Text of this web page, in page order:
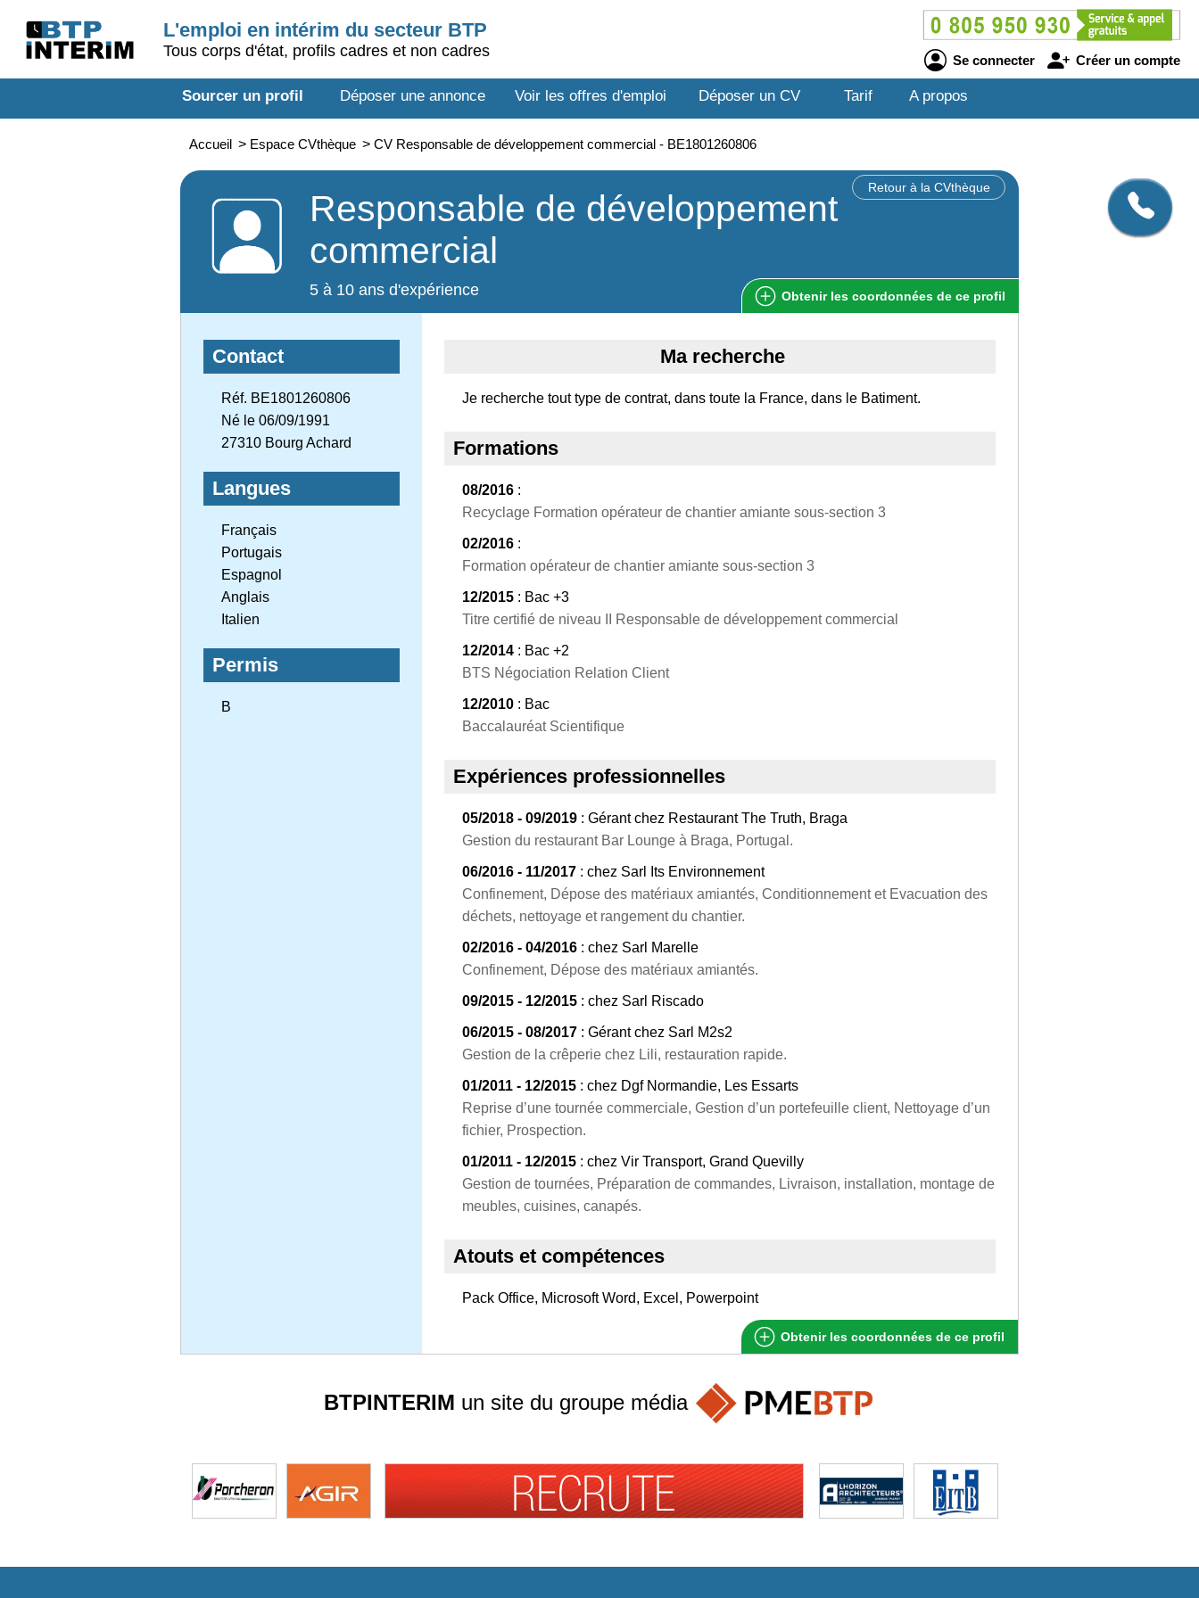
L'emploi en intérim du secteur BTP
Tous corps d'état, profils cadres et non cadres
Se connecter Créer un compte
Sourcer un profil Déposer une annonce Voir les offres d'emploi Déposer un CV Tarif A propos
Accueil > Espace CVthèque > CV Responsable de développement commercial - BE1801260806
Retour à la CVthèque
Responsable de développement
commercial
5 à 10 ans d'expérience Obtenir les coordonnées de ce profil
Contact
Réf. BE1801260806
Né le 06/09/1991
27310 Bourg Achard
Langues
Français
Portugais
Espagnol
Anglais
Italien
Permis
B
Ma recherche
Je recherche tout type de contrat, dans toute la France, dans le Batiment.
Formations
08/2016 :
Recyclage Formation opérateur de chantier amiante sous-section 3
02/2016 :
Formation opérateur de chantier amiante sous-section 3
12/2015 : Bac +3
Titre certifié de niveau II Responsable de développement commercial
12/2014 : Bac +2
BTS Négociation Relation Client
12/2010 : Bac
Baccalauréat Scientifique
Expériences professionnelles
05/2018 - 09/2019 : Gérant chez Restaurant The Truth, Braga
Gestion du restaurant Bar Lounge à Braga, Portugal.
06/2016 - 11/2017 : chez Sarl Its Environnement
Confinement, Dépose des matériaux amiantés, Conditionnement et Evacuation des
déchets, nettoyage et rangement du chantier.
02/2016 - 04/2016 : chez Sarl Marelle
Confinement, Dépose des matériaux amiantés.
09/2015 - 12/2015 : chez Sarl Riscado
06/2015 - 08/2017 : Gérant chez Sarl M2s2
Gestion de la crêperie chez Lili, restauration rapide.
01/2011 - 12/2015 : chez Dgf Normandie, Les Essarts
Reprise d’une tournée commerciale, Gestion d’un portefeuille client, Nettoyage d’un
fichier, Prospection.
01/2011 - 12/2015 : chez Vir Transport, Grand Quevilly
Gestion de tournées, Préparation de commandes, Livraison, installation, montage de
meubles, cuisines, canapés.
Atouts et compétences
Pack Office, Microsoft Word, Excel, Powerpoint
Obtenir les coordonnées de ce profil
BTPINTERIM un site du groupe média